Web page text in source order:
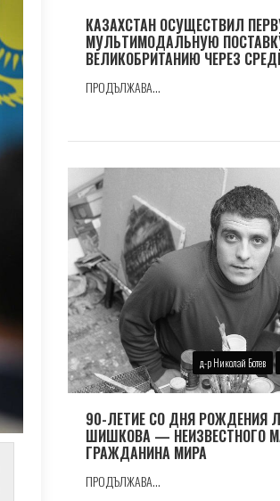
КАЗАХСТАН ОСУЩЕСТВИЛ
МУЛЬТИМОДАЛЬНУЮ
ВЕЛИКОБРИТАНИЮ ЧЕРЕЗ
ПРОДЪЛЖАВА...
д-р Николай Ботев
90-ЛЕТИЕ СО ДНЯ РОЖДЕНИЯ
ШИШКОВА — НЕИЗВЕСТНОГО
ГРАЖДАНИНА МИРА
ПРОДЪЛЖАВА...